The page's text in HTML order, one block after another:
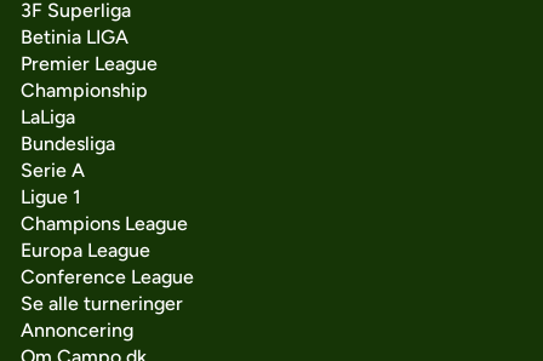
3F Superliga
Betinia LIGA
Premier League
Championship
LaLiga
Bundesliga
Serie A
Ligue 1
Champions League
Europa League
Conference League
Se alle turneringer
Annoncering